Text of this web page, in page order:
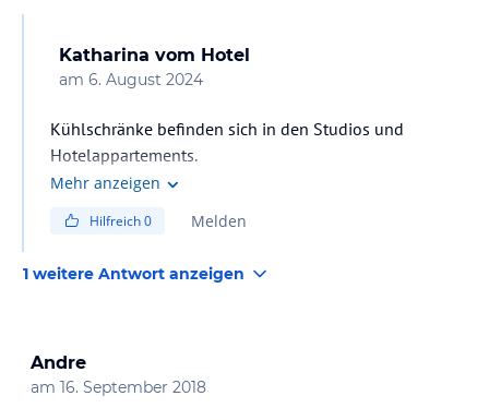
Katharina vom Hotel
am 6. August 2024
Kühlschränke befinden sich in den Studios und
Hotelappartements.
Die Doppelzimmer verfügen über keine Kühlschränke
Mehr anzeigen
Hilfreich0 Melden
1 weitere Antwort anzeigen
Andre
am 16. September 2018